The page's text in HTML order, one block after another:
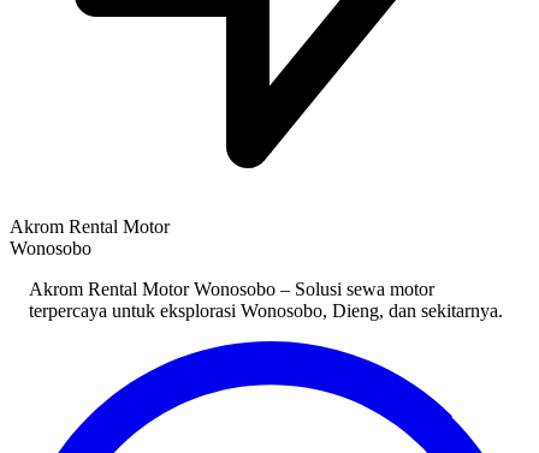
Akrom Rental Motor
Wonosobo
Akrom Rental Motor Wonosobo – Solusi sewa motor
terpercaya untuk eksplorasi Wonosobo, Dieng, dan sekitarnya.